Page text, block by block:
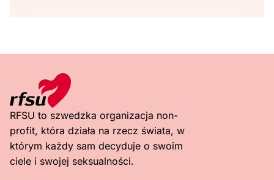
RFSU to szwedzka organizacja non-
profit, która działa na rzecz świata, w
którym każdy sam decyduje o swoim
ciele i swojej seksualności.